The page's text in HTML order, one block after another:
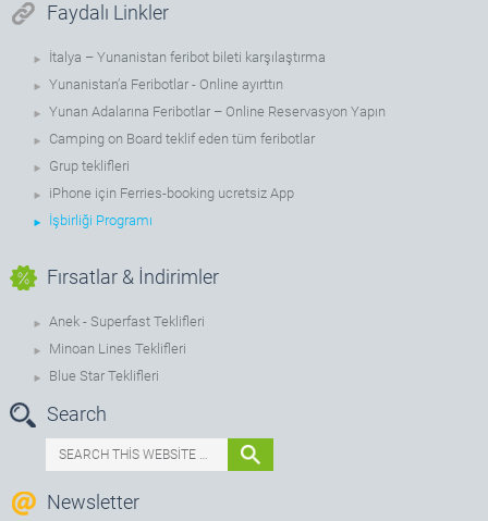
Faydalı Linkler
İtalya – Yunanistan feribot bileti karşılaştırma
Yunanistan’a Feribotlar - Online ayırttın
Yunan Adalarına Feribotlar – Online Reservasyon Yapın
Camping on Board teklif eden tüm feribotlar
Grup teklifleri
iPhone için Ferries-booking ucretsiz App
İşbirliği Programı
Fırsatlar & İndirimler
Anek - Superfast Teklifleri
Minoan Lines Teklifleri
Blue Star Teklifleri
Search
Newsletter